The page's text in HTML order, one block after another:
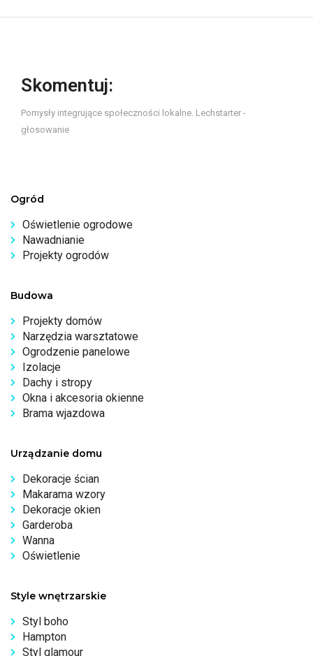
Skomentuj:
Pomysły integrujące społeczności lokalne. Lechstarter -
głosowanie
Ogród
Oświetlenie ogrodowe
Nawadnianie
Projekty ogrodów
Budowa
Projekty domów
Narzędzia warsztatowe
Ogrodzenie panelowe
Izolacje
Dachy i stropy
Okna i akcesoria okienne
Brama wjazdowa
Urządzanie domu
Dekoracje ścian
Makarama wzory
Dekoracje okien
Garderoba
Wanna
Oświetlenie
Style wnętrzarskie
Styl boho
Hampton
Styl glamour